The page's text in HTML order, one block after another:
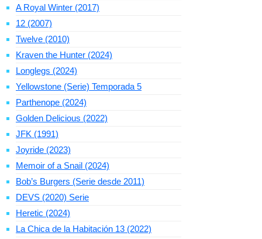
A Royal Winter (2017)
12 (2007)
Twelve (2010)
Kraven the Hunter (2024)
Longlegs (2024)
Yellowstone (Serie) Temporada 5
Parthenope (2024)
Golden Delicious (2022)
JFK (1991)
Joyride (2023)
Memoir of a Snail (2024)
Bob’s Burgers (Serie desde 2011)
DEVS (2020) Serie
Heretic (2024)
La Chica de la Habitación 13 (2022)